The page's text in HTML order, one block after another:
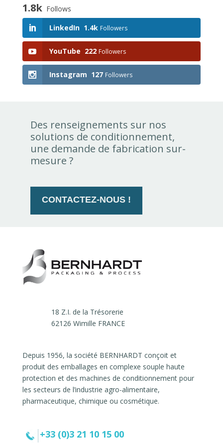
1.8k Follows
LinkedIn 1.4k Followers
YouTube 222 Followers
Instagram 127 Followers
Des renseignements sur nos
solutions de conditionnement,
une demande de fabrication sur-
mesure ?
CONTACTEZ-NOUS !
18 Z.I. de la Trésorerie
62126 Wimille FRANCE
Depuis 1956, la société BERNHARDT conçoit et
produit des emballages en complexe souple haute
protection et des machines de conditionnement pour
les secteurs de l’industrie agro-alimentaire,
pharmaceutique, chimique ou cosmétique.
+33 (0)3 21 10 15 00